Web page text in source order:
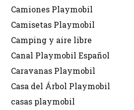
Camiones Playmobil
Camisetas Playmobil
Camping y aire libre
Canal Playmobil Español
Caravanas Playmobil
Casa del Árbol Playmobil
casas playmobil